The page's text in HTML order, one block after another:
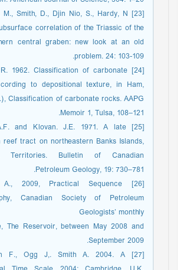
M., Smith, D., Djin Nio, S., Hardy, N
correlation of the Triassic of the
central graben: new look at an old
problem. 24: 103-109.
R. 1962. Classification of carbonate
to depositional texture, in Ham,
Classification of carbonate rocks. AAPG
Memoir 1, Tulsa, 108–121.
A.F. and Klovan. J.E. 1971. A late
reef tract on northeastern Banks Islands,
Territories. Bulletin of Canadian
Petroleum Geology, 19: 730–781.
A., 2009, Practical Sequence
Canadian Society of Petroleum
Geologists’ monthly
The Reservoir, between May 2008 and
September 2009.
F., Ogg J,. Smith A. 2004. A